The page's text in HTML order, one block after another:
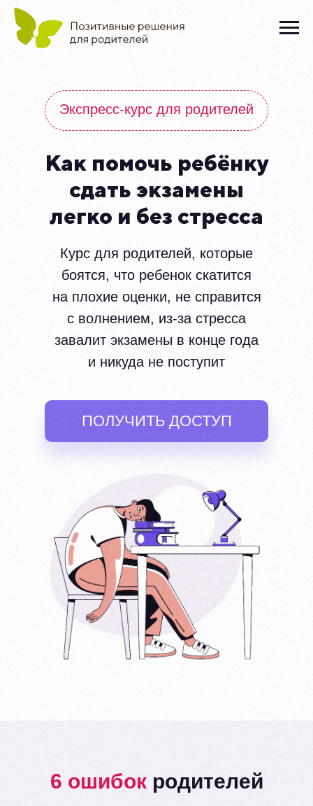
Как помочь ребёнку
сдать экзамены
легко и без стресса
Экспресс-курс для родителей
ПОЛУЧИТЬ ДОСТУП
Курс для родителей, которые
боятся, что ребенок скатится
на плохие оценки, не справится
с волнением, из-за стресса
завалит экзамены в конце года
и никуда не поступит
6 ошибок родителей